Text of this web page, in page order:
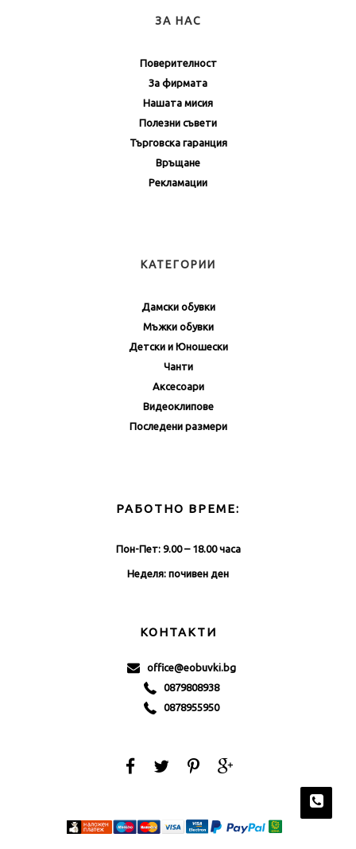
ЗА НАС
Поверителност
За фирмата
Нашата мисия
Полезни съвети
Търговска гаранция
Връщане
Рекламации
КАТЕГОРИИ
Дамски обувки
Мъжки обувки
Детски и Юношески
Чанти
Аксесоари
Видеоклипове
Последени размери
РАБОТНО ВРЕМЕ:
Пон-Пет: 9.00 – 18.00 часа
Неделя: почивен ден
КОНТАКТИ
office@eobuvki.bg
0879808938
0878955950